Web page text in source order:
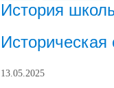
История
Историческая
13.05.2025